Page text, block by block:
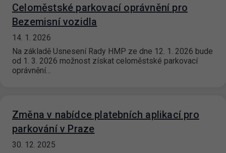
Celoměstské parkovací oprávnění pro
Bezemisní vozidla
14. 1. 2026
Na základě Usnesení Rady HMP ze dne 12. 1. 2026 bude
od 1. 3. 2026 možnost získat celoměstské parkovací
oprávnění…
Změna v nabídce platebních aplikací pro
parkování v Praze
30. 12. 2025